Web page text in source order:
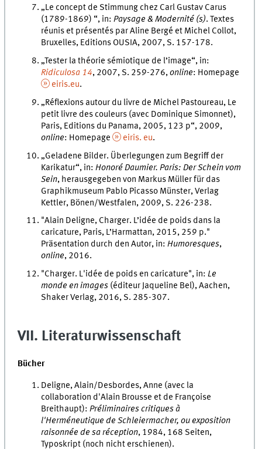
„Le concept de Stimmung chez Carl Gustav Carus
(1789-1869) “, in:Paysage & Modernité (s). Textes
réunis et présentés par Aline Bergé et Michel Collot,
Bruxelles, Editions OUSIA, 2007, S. 157-178.
„Tester la théorie sémiotique de l’image“, in:
Ridiculosa 14, 2007, S. 259-276,online: Homepage
eiris.eu.
„Réflexions autour du livre de Michel Pastoureau, Le
petit livre des couleurs (avec Dominique Simonnet),
Paris, Editions du Panama, 2005, 123 p“, 2009,
online: Homepage eiris. eu.
„Geladene Bilder. Überlegungen zum Begriff der
Karikatur“, in:Honoré Daumier. Paris: Der Schein vom
Sein, herausgegeben von Markus Müller für das
Graphikmuseum Pablo Picasso Münster, Verlag
Kettler, Bönen/Westfalen, 2009, S. 226-238.
"Alain Deligne, Charger. L’idée de poids dans la
caricature, Paris, L’Harmattan, 2015, 259 p."
Präsentation durch den Autor, in:Humoresques,
online, 2016.
"Charger. L'idée de poids en caricature", in:Le
monde en images (éditeur Jaqueline Bel), Aachen,
Shaker Verlag, 2016, S. 285-307.
VII. Literaturwissenschaft
Bücher
Deligne, Alain/Desbordes, Anne (avec la
collaboration d'Alain Brousse et de Françoise
Breithaupt):Préliminaires critiques à
l'Herméneutique de Schleiermacher, ou exposition
raisonnée de sa réception, 1984, 168 Seiten,
Typoskript (noch nicht erschienen).